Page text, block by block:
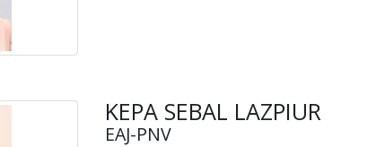
KEPA SEBAL LAZPIUR
EAJ-PNV